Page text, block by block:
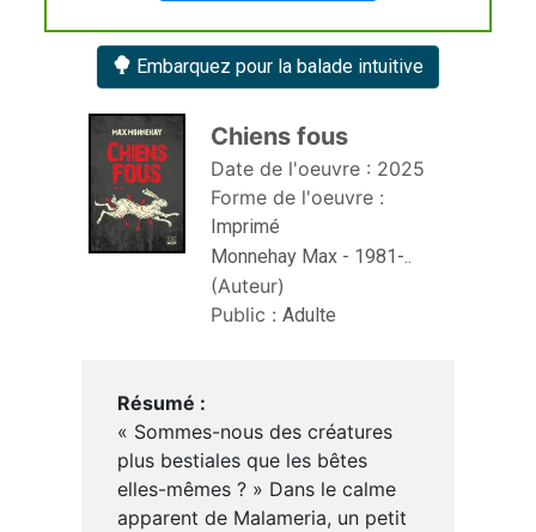
Embarquez pour la balade intuitive
Chiens fous
Date de l'oeuvre : 2025
Forme de l'oeuvre :
Imprimé
Monnehay Max - 1981-..
(Auteur)
Public : Adulte
Résumé :
« Sommes-nous des créatures
plus bestiales que les bêtes
elles-mêmes ? » Dans le calme
apparent de Malameria, un petit